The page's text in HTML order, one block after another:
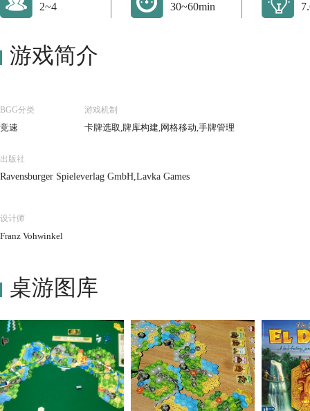
2~4
30~60min
游戏简介
BGG分类
竞速
游戏机制
卡牌选取,牌库构建,网格移动,手牌管理
出版社
Ravensburger Spieleverlag GmbH,Lavka Games
设计师
Franz Vohwinkel
桌游图库